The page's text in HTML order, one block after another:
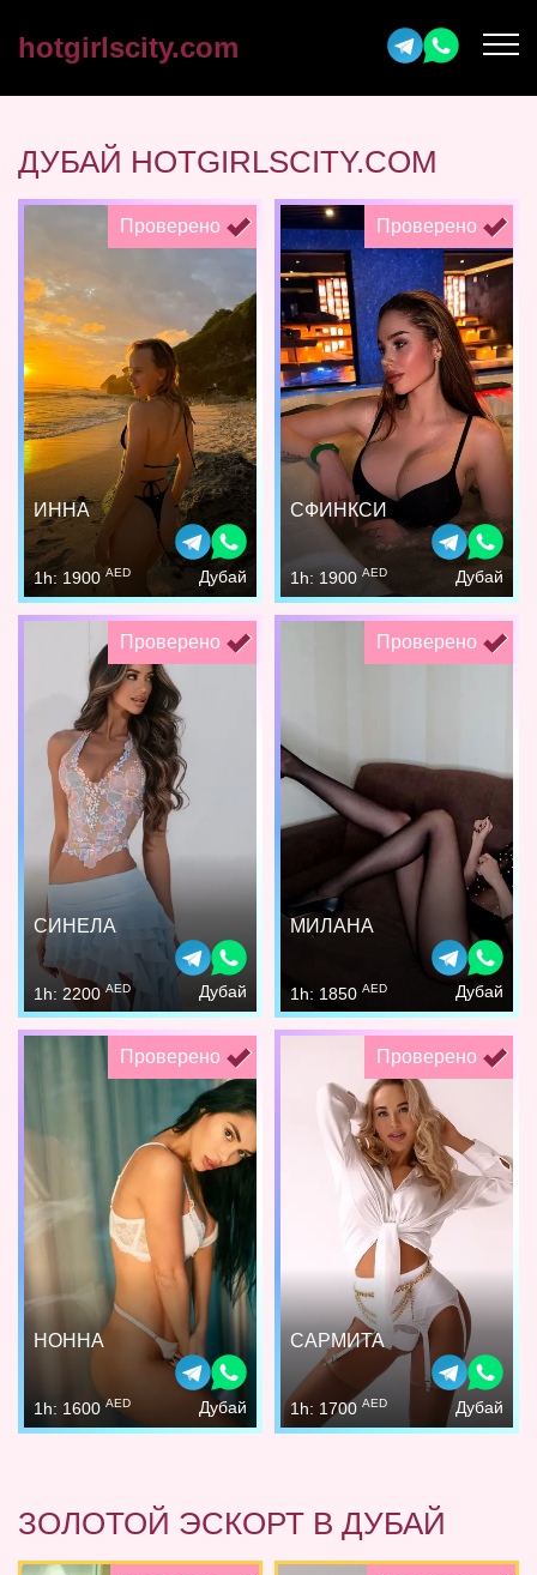
hotgirlscity.com
ДУБАЙ HOTGIRLSCITY.COM
Проверено
ИННА
1h: 1900 AED Дубай
Проверено
СФИНКСИ
1h: 1900 AED Дубай
Проверено
СИНЕЛА
1h: 2200AED Дубай
Проверено
МИЛАНА
1h: 1850 AED Дубай
Проверено
НОННА
1h: 1600 AED Дубай
Проверено
САРМИТА
1h: 1700 AED Дубай
ЗОЛОТОЙ ЭСКОРТ В ДУБАЙ